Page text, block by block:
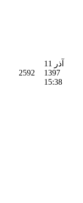
2592
11 آذر
1397
15:38